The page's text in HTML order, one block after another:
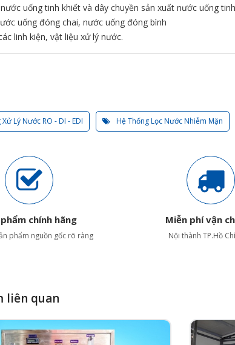
nước uống tinh khiết và dây chuyền sản xuất nước uống
uống đóng chai, nước uống đóng bình
linh kiện, vật liệu xử lý nước.
Lý Nước RO - DI - EDI Hệ Thống Lọc Nước Nhiễm Mặn
phẩm chính hãng
phẩm nguồn gốc rõ ràng
Miễn phí vận
Nội thành TP.Hồ
liên quan